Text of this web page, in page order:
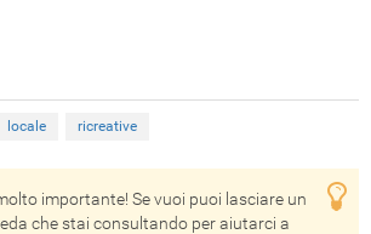
locale ricreative
importante! Se vuoi puoi lasciare un
che stai consultando per aiutarci a